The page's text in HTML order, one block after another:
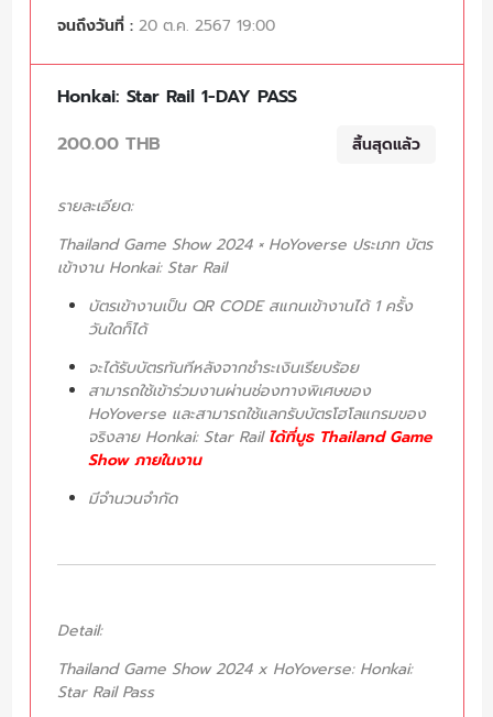
จนถึงวันที่ : 20 ต.ค. 2567 19:00
Honkai: Star Rail 1-DAY PASS
200.00 THB
สิ้นสุดแล้ว
รายละเอียด:
Thailand Game Show 2024 × HoYoverse ประเภท บัตร
เข้างาน Honkai: Star Rail
บัตรเข้างานเป็น QR CODE สแกนเข้างานได้ 1 ครั้ง
วันใดก็ได้
จะได้รับบัตรทันทีหลังจากชำระเงินเรียบร้อย
สามารถใช้เข้าร่วมงานผ่านช่องทางพิเศษของ
HoYoverse และสามารถใช้แลกรับบัตรโฮโลแกรมของ
จริงลาย Honkai: Star Railได้ที่บูธ Thailand Game
Show ภายในงาน
มีจำนวนจำกัด
Detail:
Thailand Game Show 2024 x HoYoverse: Honkai:
Star Rail Pass